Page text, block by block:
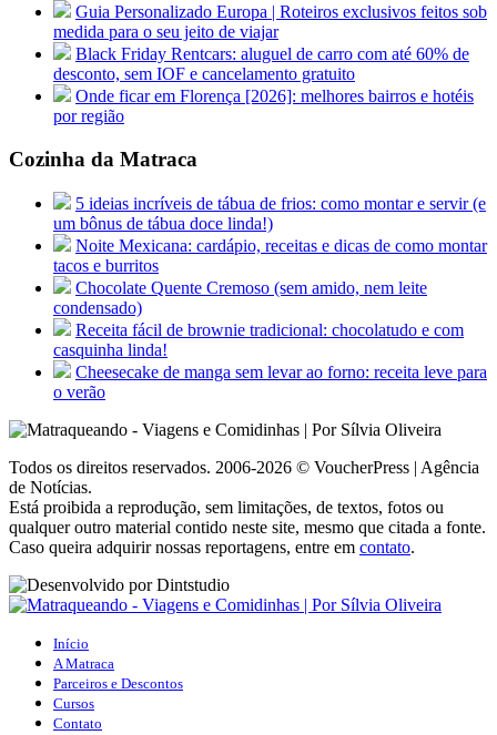
Guia Personalizado Europa | Roteiros exclusivos feitos sob
medida para o seu jeito de viajar
Black Friday Rentcars: aluguel de carro com até 60% de
desconto, sem IOF e cancelamento gratuito
Onde ficar em Florença [2026]: melhores bairros e hotéis
por região
Cozinha da Matraca
5 ideias incríveis de tábua de frios: como montar e servir (e
um bônus de tábua doce linda!)
Noite Mexicana: cardápio, receitas e dicas de como montar
tacos e burritos
Chocolate Quente Cremoso (sem amido, nem leite
condensado)
Receita fácil de brownie tradicional: chocolatudo e com
casquinha linda!
Cheesecake de manga sem levar ao forno: receita leve para
o verão
Todos os direitos reservados. 2006-2026 © VoucherPress | Agência
de Notícias.
Está proibida a reprodução, sem limitações, de textos, fotos ou
qualquer outro material contido neste site, mesmo que citada a fonte.
Caso queira adquirir nossas reportagens, entre em contato.
Início
A Matraca
Parceiros e Descontos
Cursos
Contato